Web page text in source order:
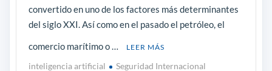
convertido en uno de los factores más determinantes
del siglo XXI. Así como en el pasado el petróleo, el
comercio marítimo o …
LEER MÁS
inteligencia artificial Seguridad Internacional